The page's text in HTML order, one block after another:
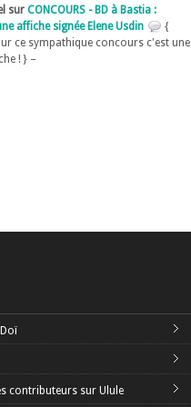
sur CONCOURS - BD à Bastia :
affiche signée Elene Usdin
{
ce sympathique concours c'est une
! } –
contributeurs sur Ulule